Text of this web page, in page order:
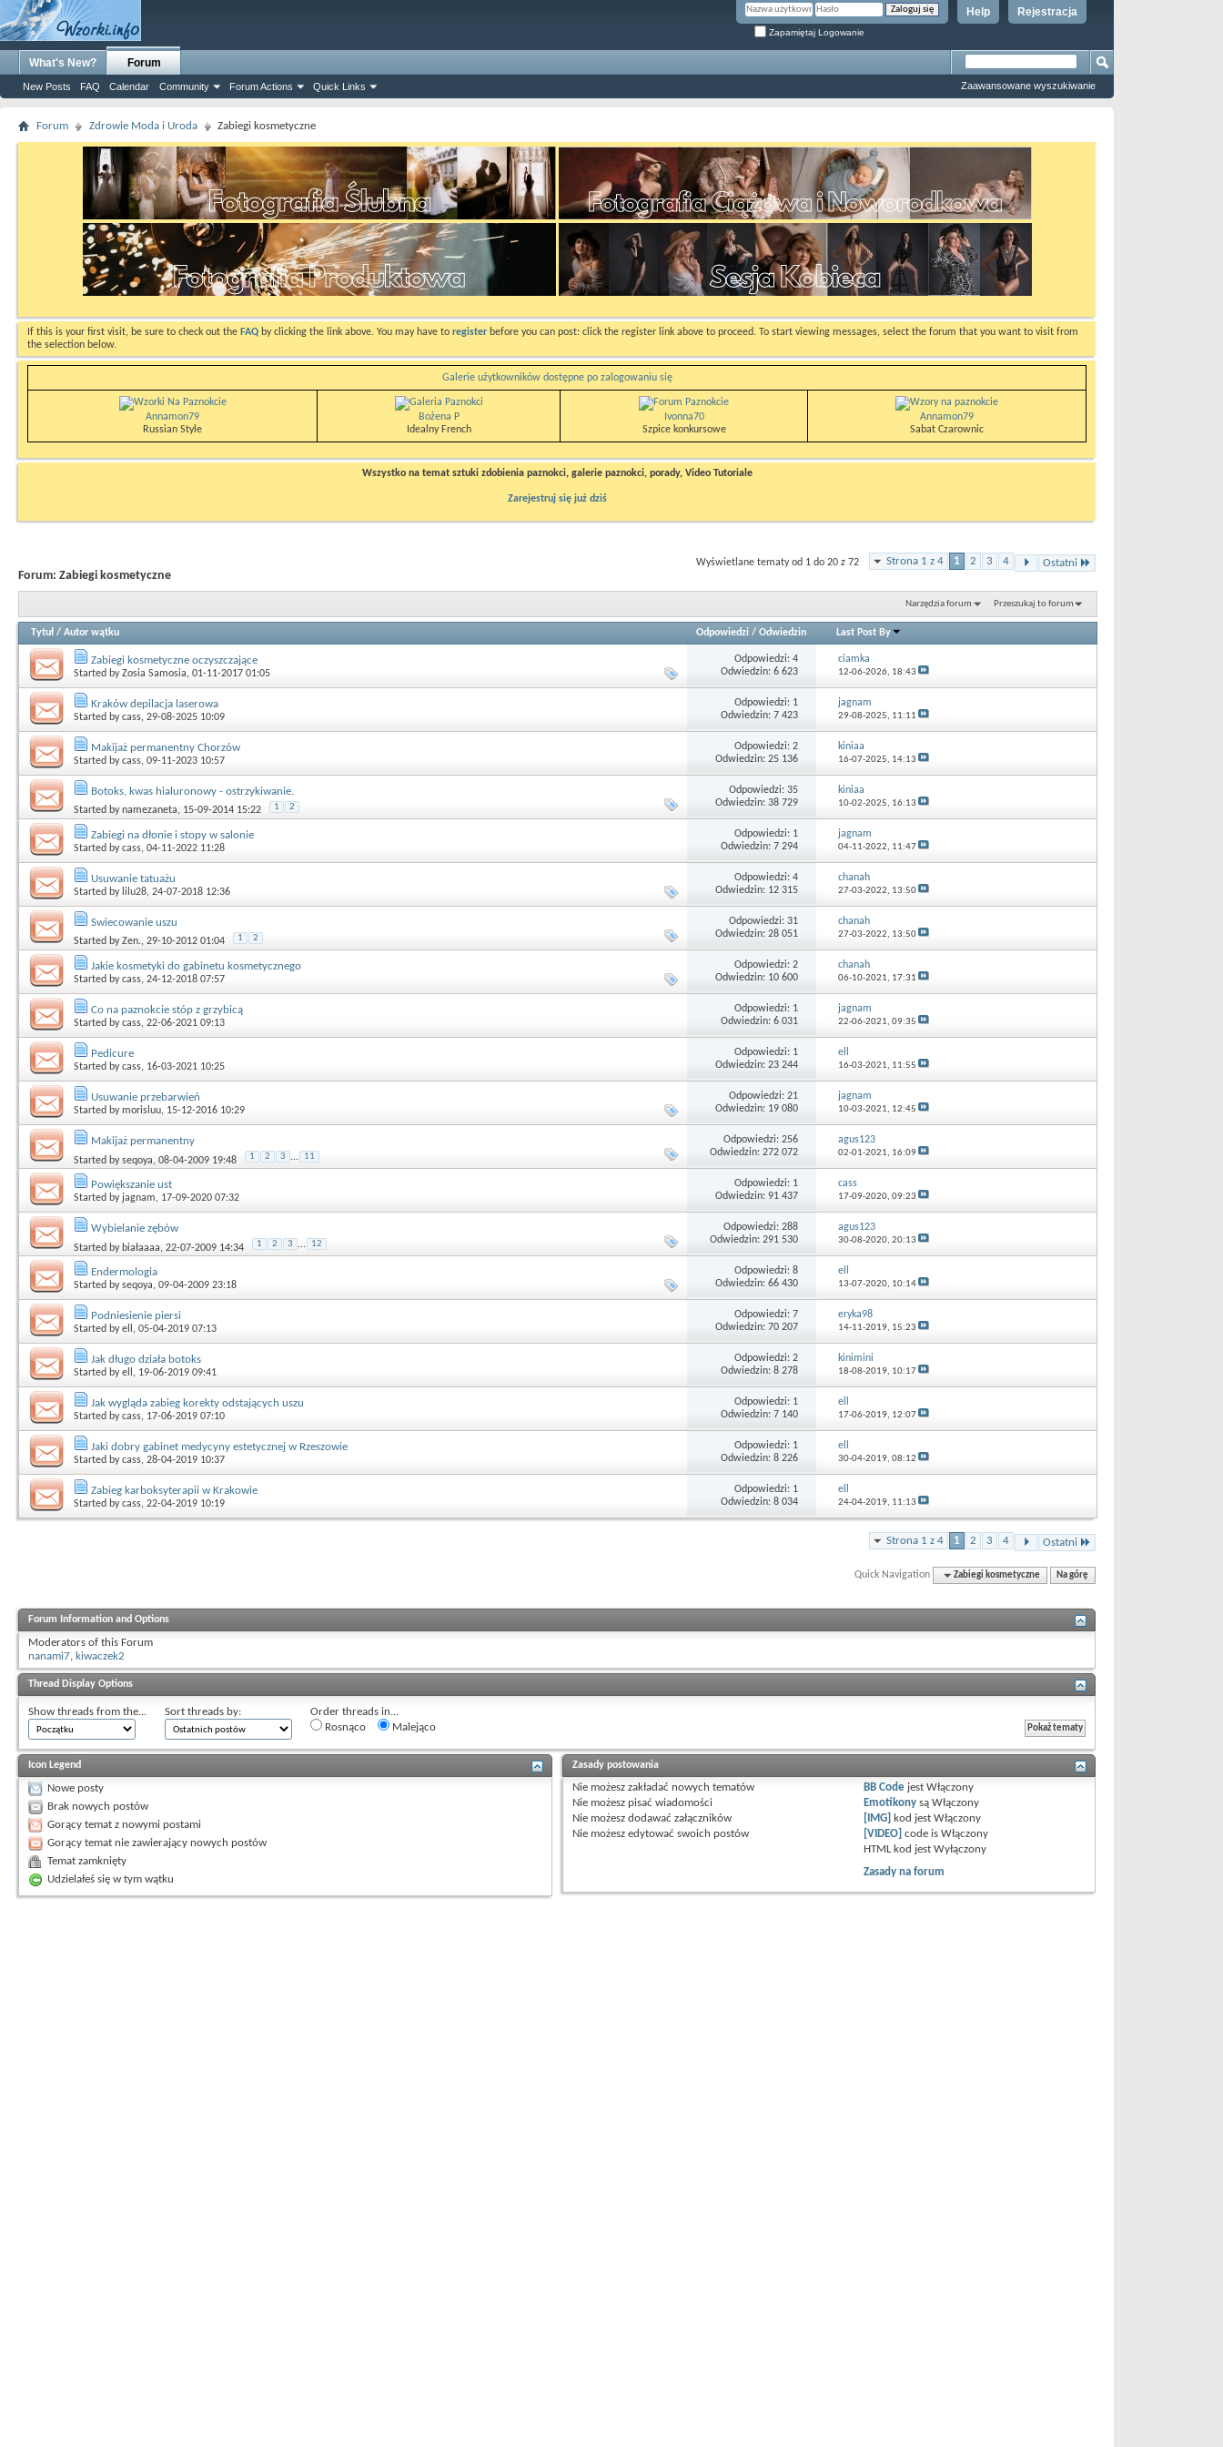
Rejestracja
Help
Zapamiętaj Logowanie
What's New? Forum
New Posts FAQ Calendar Community Forum Actions Quick Links Zaawansowane wyszukiwanie
Forum Zdrowie Moda i Uroda Zabiegi kosmetyczne
If this is your first visit, be sure to check out the FAQ by clicking the link above. You may have to register before you can post: click the register link above to proceed. To start viewing messages, select the forum that you want to visit from
the selection below.
Galerie użytkowników dostępne po zalogowaniu się
Annamon79
Russian Style
Bożena P
Idealny French
Ivonna70
Szpice konkursowe
Annamon79
Sabat Czarownic
Wszystko na temat sztuki zdobienia paznokci, galerie paznokci, porady, Video Tutoriale
Zarejestruj się już dziś
Strona 1 z 4 1 2 3 4 Ostatni
Wyświetlane tematy od 1 do 20 z 72
Forum: Zabiegi kosmetyczne
Narzędzia forum Przeszukaj to forum
Tytuł / Autor wątku Odpowiedzi/ Odwiedzin Last Post By
Zabiegi kosmetyczne oczyszczające
Started byZosia Samosia, 01-11-2017 01:05
Odpowiedzi: 4
Odwiedzin: 6 623
ciamka
12-06-2026, 18:43
Kraków depilacja laserowa
Started bycass, 29-08-2025 10:09
Odpowiedzi: 1
Odwiedzin: 7 423
jagnam
29-08-2025, 11:11
Makijaż permanentny Chorzów
Started bycass, 09-11-2023 10:57
Odpowiedzi: 2
Odwiedzin: 25 136
kiniaa
16-07-2025, 14:13
Botoks, kwas hialuronowy - ostrzykiwanie.
Started bynamezaneta, 15-09-2014 15:22 1 2
Odpowiedzi: 35
Odwiedzin: 38 729
kiniaa
10-02-2025, 16:13
Zabiegi na dłonie i stopy w salonie
Started bycass, 04-11-2022 11:28
Odpowiedzi: 1
Odwiedzin: 7 294
jagnam
04-11-2022, 11:47
Usuwanie tatuażu
Started by lilu28, 24-07-2018 12:36
Odpowiedzi: 4
Odwiedzin: 12 315
chanah
27-03-2022, 13:50
Swiecowanie uszu
Started byZen., 29-10-2012 01:04 1 2
Odpowiedzi: 31
Odwiedzin: 28 051
chanah
27-03-2022, 13:50
Jakie kosmetyki do gabinetu kosmetycznego
Started bycass, 24-12-2018 07:57
Odpowiedzi: 2
Odwiedzin: 10 600
chanah
06-10-2021, 17:31
Co na paznokcie stóp z grzybicą
Started bycass, 22-06-2021 09:13
Odpowiedzi: 1
Odwiedzin: 6 031
jagnam
22-06-2021, 09:35
Pedicure
Started bycass, 16-03-2021 10:25
Odpowiedzi: 1
Odwiedzin: 23 244
ell
16-03-2021, 11:55
Usuwanie przebarwień
Started bymorisluu, 15-12-2016 10:29
Odpowiedzi: 21
Odwiedzin: 19 080
jagnam
10-03-2021, 12:45
Makijaż permanentny
Started byseqoya, 08-04-2009 19:48 1 2 3 ... 11
Odpowiedzi: 256
Odwiedzin: 272 072
agus123
02-01-2021, 16:09
Powiększanie ust
Started by jagnam, 17-09-2020 07:32
Odpowiedzi: 1
Odwiedzin: 91 437
cass
17-09-2020, 09:23
Wybielanie zębów
Started by białaaaa, 22-07-2009 14:34 1 2 3 ... 12
Odpowiedzi: 288
Odwiedzin: 291 530
agus123
30-08-2020, 20:13
Endermologia
Started byseqoya, 09-04-2009 23:18
Odpowiedzi: 8
Odwiedzin: 66 430
ell
13-07-2020, 10:14
Podniesienie piersi
Started byell , 05-04-2019 07:13
Odpowiedzi: 7
Odwiedzin: 70 207
eryka98
14-11-2019, 15:23
Jak długo działa botoks
Started byell , 19-06-2019 09:41
Odpowiedzi: 2
Odwiedzin: 8 278
kinimini
18-08-2019, 10:17
Jak wygląda zabieg korekty odstających uszu
Started bycass, 17-06-2019 07:10
Odpowiedzi: 1
Odwiedzin: 7 140
ell
17-06-2019, 12:07
Jaki dobry gabinet medycyny estetycznej w Rzeszowie
Started bycass, 28-04-2019 10:37
Odpowiedzi: 1
Odwiedzin: 8 226
ell
30-04-2019, 08:12
Zabieg karboksyterapii w Krakowie
Started bycass, 22-04-2019 10:19
Odpowiedzi: 1
Odwiedzin: 8 034
ell
24-04-2019, 11:13
Strona 1 z 4 1 2 3 4 Ostatni
Quick Navigation Zabiegi kosmetyczne Na górę
Forum Information and Options
Moderators of this Forum
nanami7, kiwaczek2
Thread Display Options
Show threads from the... Sort threads by:
Order threads in...
Rosnąco
Malejąco
Icon Legend
Nowe posty
Brak nowych postów
Gorący temat z nowymi postami
Gorący temat nie zawierający nowych postów
Temat zamknięty
Udzielałeś się w tym wątku
Zasady postowania
Nie możeszzakładać nowych tematów
Nie możeszpisać wiadomości
Nie możeszdodawać załączników
Nie możeszedytować swoich postów
BB Code jestWłączony
Emotikony sąWłączony
[IMG] kod jestWłączony
[VIDEO] code isWłączony
HTML kod jestWyłączony
Zasady na forum